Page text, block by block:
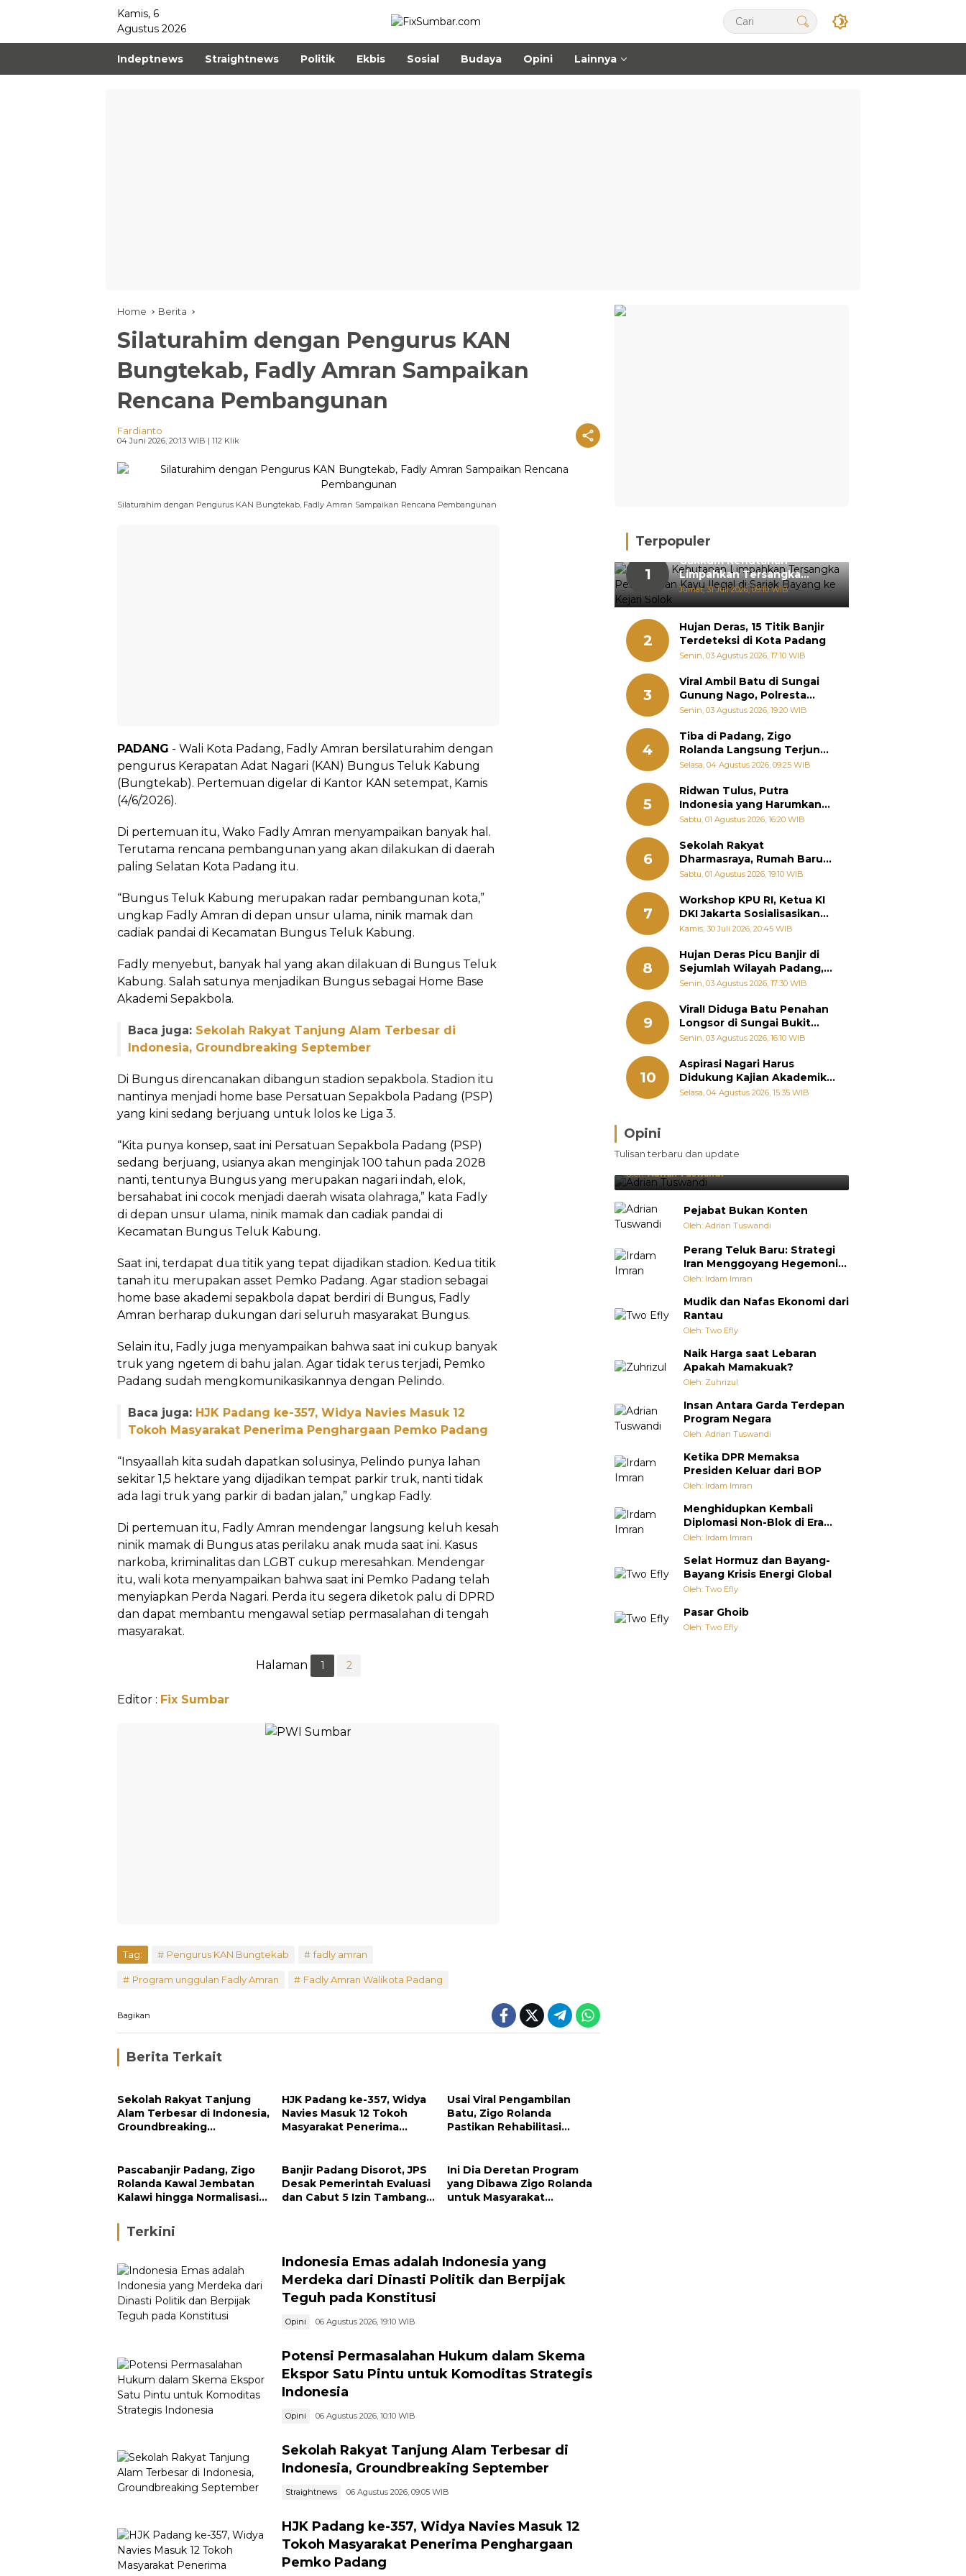
Kamis, 6
Agustus 2026
Indeptnews Straightnews Politik Ekbis Sosial Budaya Opini Lainnya
Home Berita
Silaturahim dengan Pengurus KAN
Bungtekab, Fadly Amran Sampaikan
Rencana Pembangunan
Fardianto
04 Juni 2026, 20:13 WIB | 112 Klik
Silaturahim dengan Pengurus KAN Bungtekab, Fadly Amran Sampaikan Rencana Pembangunan
PADANG - Wali Kota Padang, Fadly Amran bersilaturahim dengan
pengurus Kerapatan Adat Nagari (KAN) Bungus Teluk Kabung
(Bungtekab). Pertemuan digelar di Kantor KAN setempat, Kamis
(4/6/2026).
Di pertemuan itu, Wako Fadly Amran menyampaikan banyak hal.
Terutama rencana pembangunan yang akan dilakukan di daerah
paling Selatan Kota Padang itu.
“Bungus Teluk Kabung merupakan radar pembangunan kota,”
ungkap Fadly Amran di depan unsur ulama, ninik mamak dan
cadiak pandai di Kecamatan Bungus Teluk Kabung.
Fadly menyebut, banyak hal yang akan dilakuan di Bungus Teluk
Kabung. Salah satunya menjadikan Bungus sebagai Home Base
Akademi Sepakbola.
Baca juga: Sekolah Rakyat Tanjung Alam Terbesar di
Indonesia, Groundbreaking September
Di Bungus direncanakan dibangun stadion sepakbola. Stadion itu
nantinya menjadi home base Persatuan Sepakbola Padang (PSP)
yang kini sedang berjuang untuk lolos ke Liga 3.
“Kita punya konsep, saat ini Persatuan Sepakbola Padang (PSP)
sedang berjuang, usianya akan menginjak 100 tahun pada 2028
nanti, tentunya Bungus yang merupakan nagari indah, elok,
bersahabat ini cocok menjadi daerah wisata olahraga,” kata Fadly
di depan unsur ulama, ninik mamak dan cadiak pandai di
Kecamatan Bungus Teluk Kabung.
Saat ini, terdapat dua titik yang tepat dijadikan stadion. Kedua titik
tanah itu merupakan asset Pemko Padang. Agar stadion sebagai
home base akademi sepakbola dapat berdiri di Bungus, Fadly
Amran berharap dukungan dari seluruh masyarakat Bungus.
Selain itu, Fadly juga menyampaikan bahwa saat ini cukup banyak
truk yang ngetem di bahu jalan. Agar tidak terus terjadi, Pemko
Padang sudah mengkomunikasikannya dengan Pelindo.
Baca juga: HJK Padang ke-357, Widya Navies Masuk 12
Tokoh Masyarakat Penerima Penghargaan Pemko Padang
“Insyaallah kita sudah dapatkan solusinya, Pelindo punya lahan
sekitar 1,5 hektare yang dijadikan tempat parkir truk, nanti tidak
ada lagi truk yang parkir di badan jalan,” ungkap Fadly.
Di pertemuan itu, Fadly Amran mendengar langsung keluh kesah
ninik mamak di Bungus atas perilaku anak muda saat ini. Kasus
narkoba, kriminalitas dan LGBT cukup meresahkan. Mendengar
itu, wali kota menyampaikan bahwa saat ini Pemko Padang telah
menyiapkan Perda Nagari. Perda itu segera diketok palu di DPRD
dan dapat membantu mengawal setiap permasalahan di tengah
masyarakat.
Halaman 1 2
Editor : Fix Sumbar
Tag: Pengurus KAN Bungtekab fadly amran
Program unggulan Fadly Amran Fadly Amran Walikota Padang
Bagikan
Berita Terkait
Sekolah Rakyat Tanjung
Alam Terbesar di Indonesia,
Groundbreaking
HJK Padang ke-357, Widya
Navies Masuk 12 Tokoh
Masyarakat Penerima
Usai Viral Pengambilan
Batu, Zigo Rolanda
Pastikan Rehabilitasi
Pascabanjir Padang, Zigo
Rolanda Kawal Jembatan
Kalawi hingga Normalisasi
Banjir Padang Disorot, JPS
Desak Pemerintah Evaluasi
dan Cabut 5 Izin Tambang
Ini Dia Deretan Program
yang Dibawa Zigo Rolanda
untuk Masyarakat
Terkini
Indonesia Emas adalah Indonesia yang
Merdeka dari Dinasti Politik dan Berpijak
Teguh pada Konstitusi
Opini 06 Agustus 2026, 19:10 WIB
Potensi Permasalahan Hukum dalam Skema
Ekspor Satu Pintu untuk Komoditas Strategis
Indonesia
Opini 06 Agustus 2026, 10:10 WIB
Sekolah Rakyat Tanjung Alam Terbesar di
Indonesia, Groundbreaking September
Straightnews 06 Agustus 2026, 09:05 WIB
HJK Padang ke-357, Widya Navies Masuk 12
Tokoh Masyarakat Penerima Penghargaan
Pemko Padang
Terpopuler
1
Gakkum Kehutanan
Limpahkan Tersangka
Pemanenan Kayu Ilegal di
Sariak Bayang ke Kejari
Jumat, 31 Juli 2026, 09:10 WIB
2
Hujan Deras, 15 Titik Banjir
Terdeteksi di Kota Padang
Senin, 03 Agustus 2026, 17:10 WIB
3
Viral Ambil Batu di Sungai
Gunung Nago, Polresta
Padang Ungkap Fakta
Senin, 03 Agustus 2026, 19:20 WIB
4
Tiba di Padang, Zigo
Rolanda Langsung Terjun
Bantu Warga Terdampak
Selasa, 04 Agustus 2026, 09:25 WIB
5
Ridwan Tulus, Putra
Indonesia yang Harumkan
Nama Bangsa hingga
Jepang
Sabtu, 01 Agustus 2026, 16:20 WIB
6
Sekolah Rakyat
Dharmasraya, Rumah Baru
268 Anak Menggapai Mimpi
Kemiskinan
Sabtu, 01 Agustus 2026, 19:10 WIB
7
Workshop KPU RI, Ketua KI
DKI Jakarta Sosialisasikan
Hukum Acara Penyelesaian
Kamis, 30 Juli 2026, 20:45 WIB
8
Hujan Deras Picu Banjir di
Sejumlah Wilayah Padang,
Fadly Amran Perintahkan
Senin, 03 Agustus 2026, 17:30 WIB
9
Viral! Diduga Batu Penahan
Longsor di Sungai Bukit
Nago Padang Diambil, Warga
Senin, 03 Agustus 2026, 16:10 WIB
10
Aspirasi Nagari Harus
Didukung Kajian Akademik,
Zigo Rolanda: Agar Mudah
Selasa, 04 Agustus 2026, 15:35 WIB
Opini
Tulisan terbaru dan update
Brasil Lebih Diunggulkan, tetapi
Jepang Selalu Punya Cara Membuat
Kejutan
Oleh:Adrian Tuswandi
Pejabat Bukan Konten
Oleh: Adrian Tuswandi
Perang Teluk Baru: Strategi
Iran Menggoyang Hegemoni
AS dari Dalam
Oleh: Irdam Imran
Mudik dan Nafas Ekonomi dari
Rantau
Oleh: Two Efly
Naik Harga saat Lebaran
Apakah Mamakuak?
Oleh: Zuhrizul
Insan Antara Garda Terdepan
Program Negara
Oleh: Adrian Tuswandi
Ketika DPR Memaksa
Presiden Keluar dari BOP
Oleh: Irdam Imran
Menghidupkan Kembali
Diplomasi Non-Blok di Era
Multipolar
Oleh: Irdam Imran
Selat Hormuz dan Bayang-
Bayang Krisis Energi Global
Oleh: Two Efly
Pasar Ghoib
Oleh: Two Efly